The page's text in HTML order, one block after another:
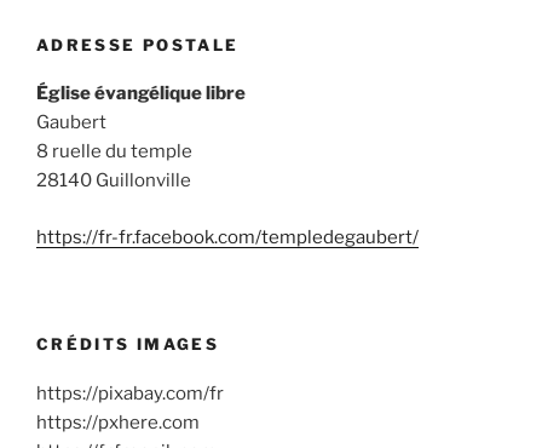
ADRESSE POSTALE
Église évangélique libre
Gaubert
8 ruelle du temple
28140 Guillonville
https://fr-fr.facebook.com/templedegaubert/
CRÉDITS IMAGES
https://pixabay.com/fr
https://pxhere.com